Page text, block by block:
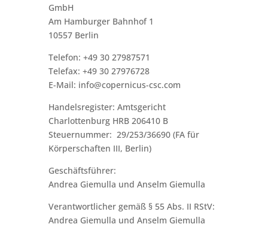
GmbH
Am Hamburger Bahnhof 1
10557 Berlin
Telefon: +49 30 27987571
Telefax: +49 30 27976728
E-Mail: info@copernicus-csc.com
Handelsregister: Amtsgericht
Charlottenburg HRB 206410 B
Steuernummer: 29/253/36690 (FA für
Körperschaften III, Berlin)
Geschäftsführer:
Andrea Giemulla und Anselm Giemulla
Verantwortlicher gemäß § 55 Abs. II RStV:
Andrea Giemulla und Anselm Giemulla